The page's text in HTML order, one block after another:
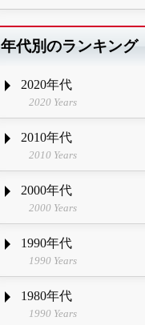
年代別のランキング
2020年代
2020 Years
2010年代
2010 Years
2000年代
2000 Years
1990年代
1990 Years
1980年代
1990 Years